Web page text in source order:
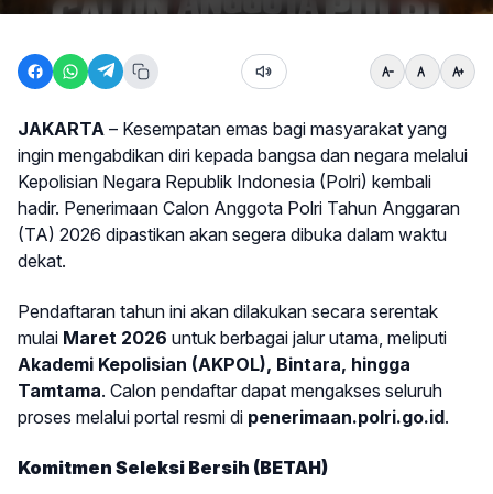
JAKARTA – Kesempatan emas bagi masyarakat yang
ingin mengabdikan diri kepada bangsa dan negara melalui
Kepolisian Negara Republik Indonesia (Polri) kembali
hadir. Penerimaan Calon Anggota Polri Tahun Anggaran
(TA) 2026 dipastikan akan segera dibuka dalam waktu
dekat.
Pendaftaran tahun ini akan dilakukan secara serentak
mulai Maret 2026 untuk berbagai jalur utama, meliputi
Akademi Kepolisian (AKPOL), Bintara, hingga
Tamtama. Calon pendaftar dapat mengakses seluruh
proses melalui portal resmi di penerimaan.polri.go.id.
Komitmen Seleksi Bersih (BETAH)